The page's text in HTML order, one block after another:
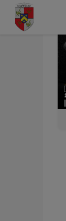
Contenu